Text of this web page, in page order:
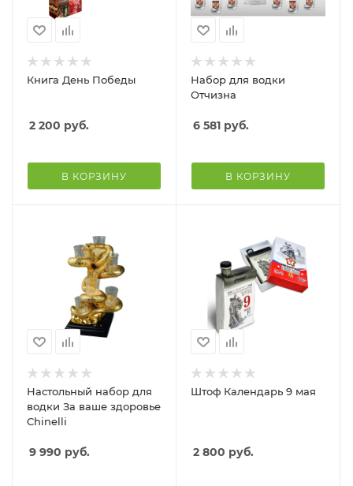
Книга День Победы
2 200 руб.
В КОРЗИНУ
Набор для водки
Отчизна
6 581 руб.
В КОРЗИНУ
Настольный набор для
водки За ваше здоровье
Chinelli
9 990 руб.
Штоф Календарь 9 мая
2 800 руб.